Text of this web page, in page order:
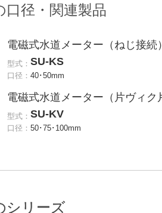
口径・関連製品
電磁式水道メーター（ねじ接続）
型式： SU-KS
口径： 40･50mm
電磁式水道メーター（片ヴィク
型式： SU-KV
口径： 50･75･100mm
シリーズ